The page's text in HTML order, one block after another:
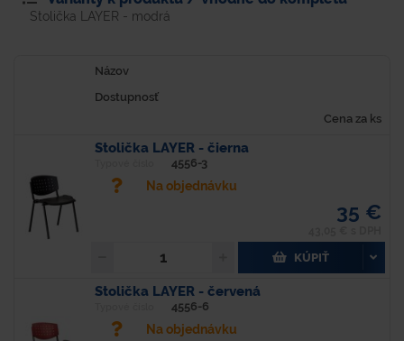
Stolička LAYER - modrá
Názov
Dostupnosť
Cena za ks
Stolička LAYER - čierna
4556-3
Na objednávku
35 €
KÚPIŤ
Stolička LAYER - červená
4556-6
Na objednávku